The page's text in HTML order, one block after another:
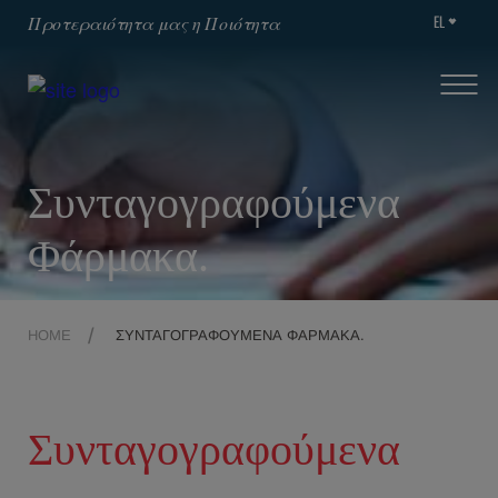
Προτεραιότητα μας η Ποιότητα EL
Συνταγογραφούμενα
Φάρμακα.
HOME ΣΥΝΤΑΓΟΓΡΑΦΟΎΜΕΝΑ ΦΆΡΜΑΚΑ.
Συνταγογραφούμενα